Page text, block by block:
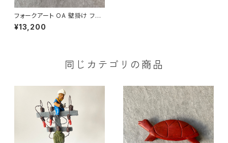
フォークアート OA 壁掛け フラ
ワーリース＆アパレシーダ
¥13,200
同じカテゴリの商品